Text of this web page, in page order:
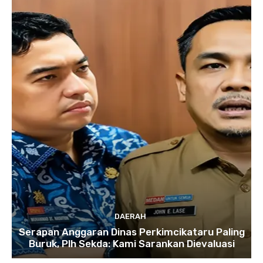
DAERAH
Serapan Anggaran Dinas Perkimcikataru Paling
Buruk, Plh Sekda: Kami Sarankan Dievaluasi